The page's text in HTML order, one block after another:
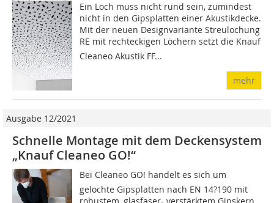
Ein Loch muss nicht rund sein, zumindest
nicht in den Gipsplatten einer Akustikdecke.
Mit der neuen Designvariante Streulochung
RE mit rechteckigen Löchern setzt die Knauf
Cleaneo Akustik FF...
mehr
Ausgabe 12/2021
Schnelle Montage mit dem Deckensystem
„Knauf Cleaneo GO!“
Bei Cleaneo GO! handelt es sich um
gelochte Gipsplatten nach EN 14?190 mit